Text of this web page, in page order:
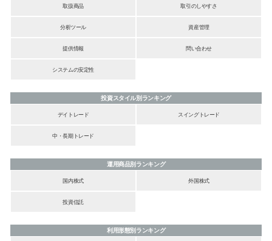
取扱商品 取引のしやすさ
分析ツール 資産管理
提供情報 問い合わせ
システムの安定性
投資スタイル別ランキング
デイトレード
スイングトレード
中・長期トレード
運用商品別ランキング
国内株式
外国株式
投資信託
利用形態別ランキング